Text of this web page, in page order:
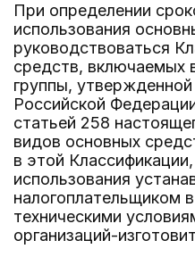
При определении
использования
руководствоваться
средств, включаемых
группы,
Российской
статьей 258
видов основных
в этой
использования
налогоплательщиком
техническими
организаций-